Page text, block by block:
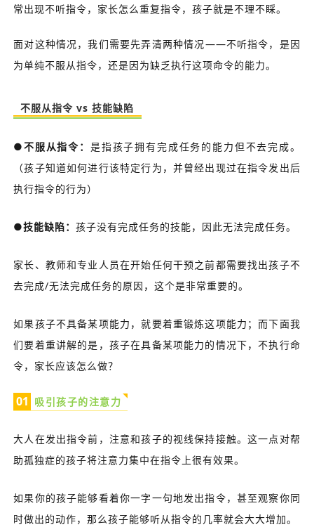
常出现不听指令，家长怎么重复指令，孩子就是不理不睬。
面对这种情况，我们需要先弄清两种情况——不听指令，是因
为单纯不服从指令，还是因为缺乏执行这项命令的能力。
不服从指令 vs 技能缺陷
●不服从指令： 是指孩子拥有完成任务的能力但不去完成。
（孩子知道如何进行该特定行为，并曾经出现过在指令发出后
执行指令的行为）
●技能缺陷：孩子没有完成任务的技能，因此无法完成任务。
家长、教师和专业人员在开始任何干预之前都需要找出孩子不
去完成/无法完成任务的原因，这个是非常重要的。
如果孩子不具备某项能力，就要着重锻炼这项能力；而下面我
们要着重讲解的是，孩子在具备某项能力的情况下，不执行命
令，家长应该怎么做？
01 吸引孩子的注意力
大人在发出指令前，注意和孩子的视线保持接触。这一点对帮
助孤独症的孩子将注意力集中在指令上很有效果。
如果你的孩子能够看着你一字一句地发出指令，甚至观察你同
时做出的动作，那么孩子能够听从指令的几率就会大大增加。